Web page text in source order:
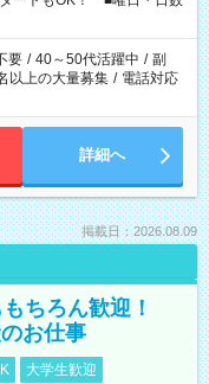
要 / 40～50代活躍中 / 副
以上の大量募集 / 電話対応
詳細へ
掲載日：2026.08.09
ちろん歓迎！
お仕事
大学生歓迎